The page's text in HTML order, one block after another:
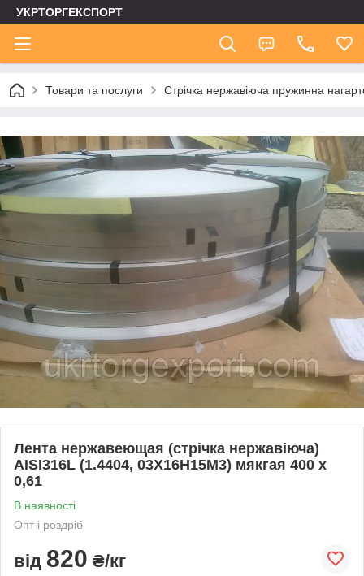
УКРТОРГЕКСПОРТ
Товари та послуги Стрічка нержавіюча пружинна
Лента нержавеющая (стрічка нержавіюча)
AISI316L (1.4404, 03Х16Н15М3) мякгая 400 х
0,61
В наявності
Опт і роздріб
від 820 ₴/кг